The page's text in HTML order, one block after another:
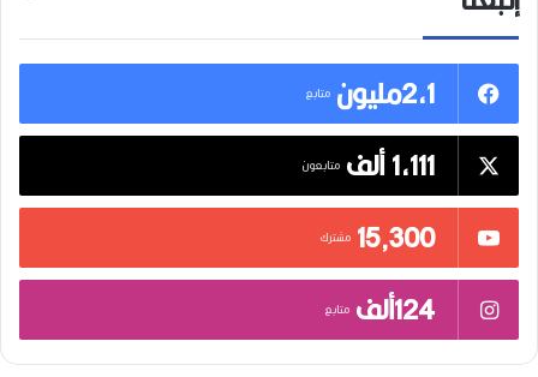
2,1مليون
متابع
1,111 ألف متابعون
15٬300 مشترك
124ألف متابع